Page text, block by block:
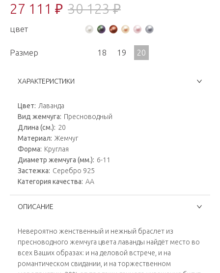
27 111 ₽ 30 123 ₽
цвет
Размер 18 19 20
ХАРАКТЕРИСТИКИ
Цвет: Лаванда
Вид жемчуга: Пресноводный
Длина (см.): 20
Материал: Жемчуг
Форма: Круглая
Диаметр жемчуга (мм.): 6-11
Застежка: Серебро 925
Категория качества: AA
ОПИСАНИЕ
Невероятно женственный и нежный браслет из
пресноводного жемчуга цвета лаванды найдёт место во
всех Ваших образах: и на деловой встрече, и на
романтическом свидании, и на торжественном